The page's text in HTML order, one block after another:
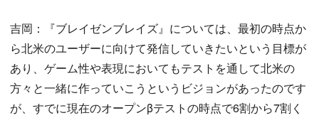
吉岡：『ブレイゼンブレイズ』については、最初の時点か
ら北米のユーザーに向けて発信していきたいという目標が
あり、ゲーム性や表現においてもテストを通して北米の
方々と一緒に作っていこうというビジョンがあったのです
が、すでに現在のオープンβテストの時点で6割から7割く